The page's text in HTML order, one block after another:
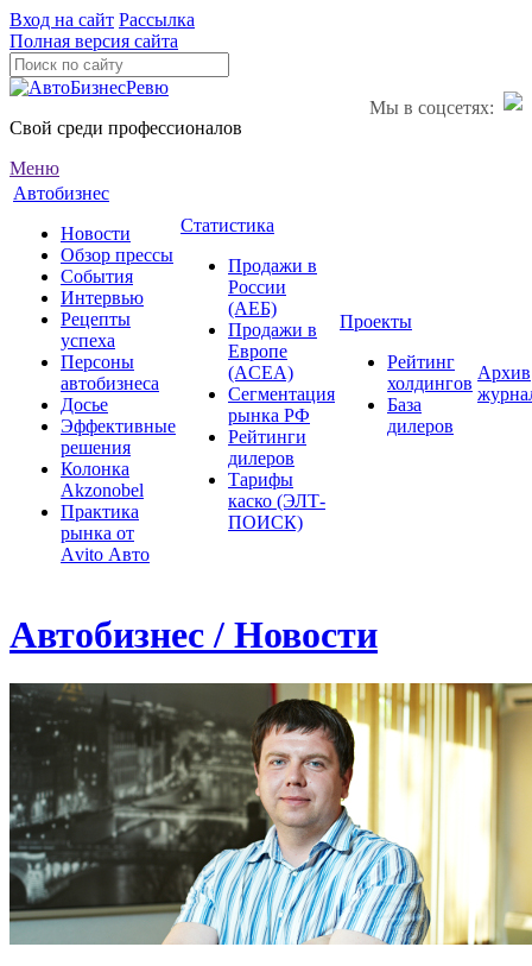
Вход на сайт Рассылка
Полная версия сайта
Мы в соцсетях:
Свой среди профессионалов
Меню
Автобизнес
Новости
Обзор прессы
События
Интервью
Рецепты
успеха
Персоны
автобизнеса
Досье
Эффективные
решения
Колонка
Akzonobel
Практика
рынка от
Аvito Авто
Статистика
Продажи в
России
(АЕБ)
Продажи в
Европе
(ACEA)
Сегментация
рынка РФ
Рейтинги
дилеров
Тарифы
каско (ЭЛТ-
ПОИСК)
Проекты
Рейтинг
холдингов
База
дилеров
Архив
Автобизнес / Новости